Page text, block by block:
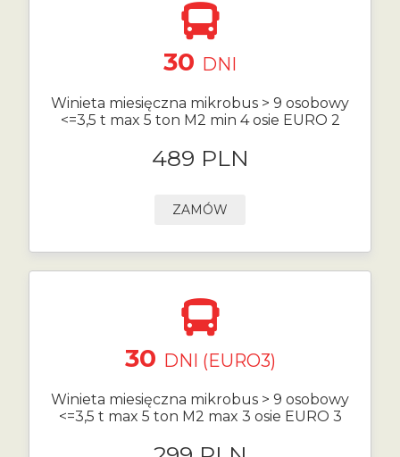
30 DNI
Winieta miesięczna mikrobus > 9 osobowy
<=3,5 t max 5 ton M2 min 4 osie EURO 2
489 PLN
ZAMÓW
30 DNI (EURO3)
Winieta miesięczna mikrobus > 9 osobowy
<=3,5 t max 5 ton M2 max 3 osie EURO 3